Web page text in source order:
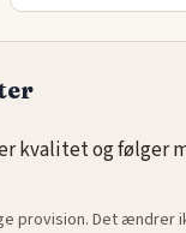
kvalitet og
provision. Det